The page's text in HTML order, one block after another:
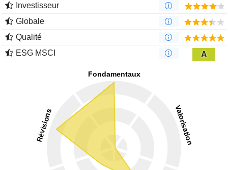
Investisseur
Globale
Qualité
ESG MSCI
A